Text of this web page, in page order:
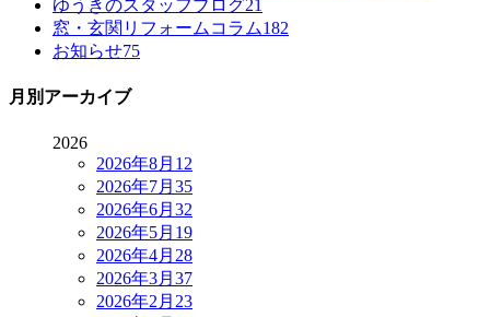
ゆうきのスタッフブログ21
窓・玄関リフォームコラム182
お知らせ75
月別アーカイブ
2026
2026年8月 12
2026年7月 35
2026年6月 32
2026年5月 19
2026年4月 28
2026年3月 37
2026年2月 23